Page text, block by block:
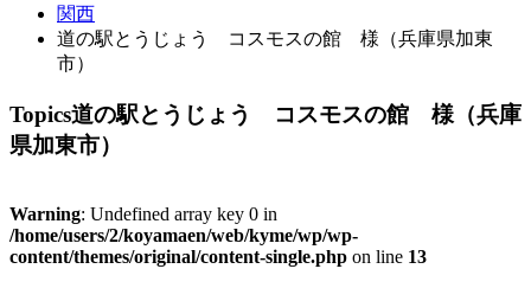
関西
道の駅とうじょう コスモスの館 様（兵庫県加東
市）
Topics道の駅とうじょう コスモスの館 様（兵庫
県加東市）
Warning: Undefined array key 0 in
/home/users/2/koyamaen/web/kyme/wp/wp-
content/themes/original/content-single.php on line 13